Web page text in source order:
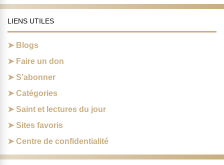
LIENS UTILES
Blogs
Faire un don
S’abonner
Catégories
Saint et lectures du jour
Sites favoris
Centre de confidentialité